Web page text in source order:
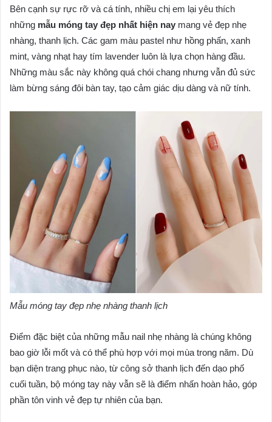
Bên cạnh sự rực rỡ và cá tính, nhiều chị em lại yêu thích
những mẫu móng tay đẹp nhất hiện nay mang vẻ đẹp nhẹ
nhàng, thanh lịch. Các gam màu pastel như hồng phấn, xanh
mint, vàng nhạt hay tím lavender luôn là lựa chọn hàng đầu.
Những màu sắc này không quá chói chang nhưng vẫn đủ sức
làm bừng sáng đôi bàn tay, tạo cảm giác dịu dàng và nữ tính.
Mẫu móng tay đẹp nhẹ nhàng thanh lịch
Điểm đặc biệt của những mẫu nail nhẹ nhàng là chúng không
bao giờ lỗi mốt và có thể phù hợp với mọi mùa trong năm. Dù
bạn diện trang phục nào, từ công sở thanh lịch đến dạo phố
cuối tuần, bộ móng tay này vẫn sẽ là điểm nhấn hoàn hảo, góp
phần tôn vinh vẻ đẹp tự nhiên của bạn.